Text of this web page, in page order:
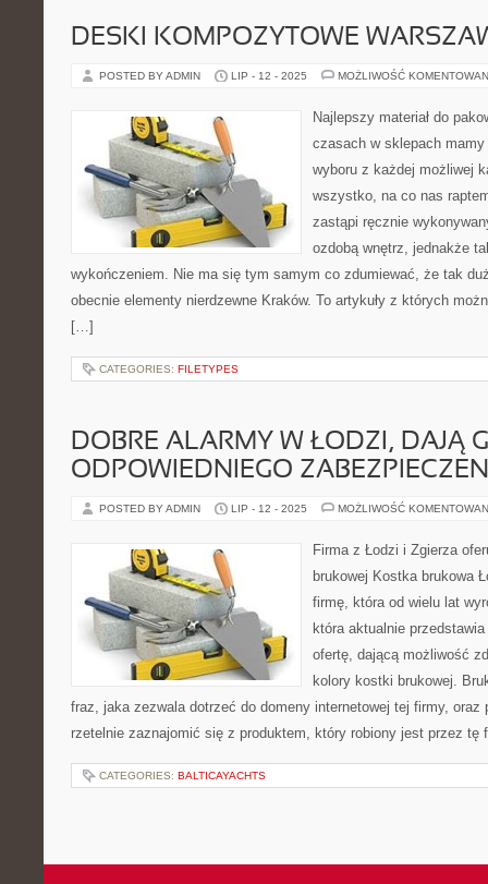
DESKI KOMPOZYTOWE
POSTED BY ADMIN LIP - 12 - 2025 MOŻLIWOŚĆ
Najlepszy materiał do
czasach w sklepach
wyboru z każdej możliwej
wszystko, na co nas
zastąpi ręcznie
ozdobą wnętrz, jednakże
wykończeniem. Nie ma się tym samym co zdumiewać, że tak
obecnie elementy nierdzewne Kraków. To artykuły z których
[…]
CATEGORIES: FILETYPES
DOBRE ALARMY W ŁODZI, DAJĄ
ODPOWIEDNIEGO
POSTED BY ADMIN LIP - 12 - 2025 MOŻLIWOŚĆ
Firma z Łodzi i Zgierza
brukowej Kostka brukowa
firmę, która od wielu lat
która aktualnie
ofertę, dającą możliwość
kolory kostki brukowej.
fraz, jaka zezwala dotrzeć do domeny internetowej tej firmy, oraz
rzetelnie zaznajomić się z produktem, który robiony jest przez
CATEGORIES: BALTICAYACHTS